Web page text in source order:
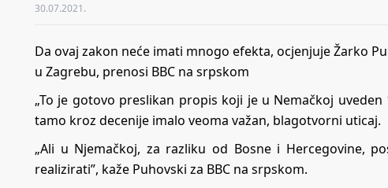
30.07.2021.
Da ovaj zakon neće imati mnogo efekta, ocjenjuje Žarko
u Zagrebu, prenosi BBC na srpskom
„To je gotovo preslikan propis koji je u Nemačkoj
tamo kroz decenije imalo veoma važan, blagotvorni uticaj.
„Ali u Njemačkoj, za razliku od Bosne i Hercegovine,
realizirati”, kaže Puhovski za BBC na srpskom.